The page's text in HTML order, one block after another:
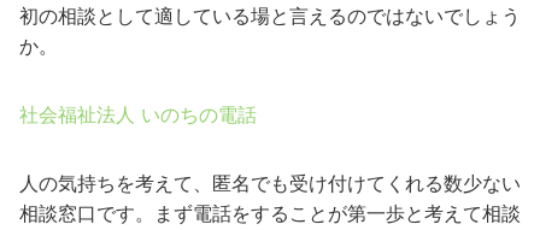
初の相談として適している場と言えるのではないでしょう
か。
社会福祉法人 いのちの電話
人の気持ちを考えて、匿名でも受け付けてくれる数少ない
相談窓口です。まず電話をすることが第一歩と考えて相談